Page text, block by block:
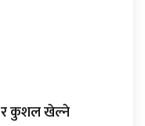
र कुशल खेल्ने